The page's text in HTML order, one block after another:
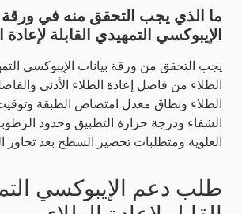
ما الذي يجب التحقق منه في ورقة
الإيبوكسي التمهيدي القابلة لإعادة
يجب التحقق من ورقة بيانات الإيبوكسي
الطلاء من فاصل إعادة الطلاء الأدنى
الطلاء ونطاق معدل امتصاص الطبقة
الشفاء ودرجة حرارة التطبيق وحدود
العلوية ومتطلبات تحضير السطح بعد تجاوز
طلب دعم الإيبوكسي